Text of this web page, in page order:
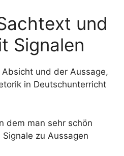
und
Signalen
und der Aussage,
in Deutschunterricht
dem man sehr schön
zu Aussagen